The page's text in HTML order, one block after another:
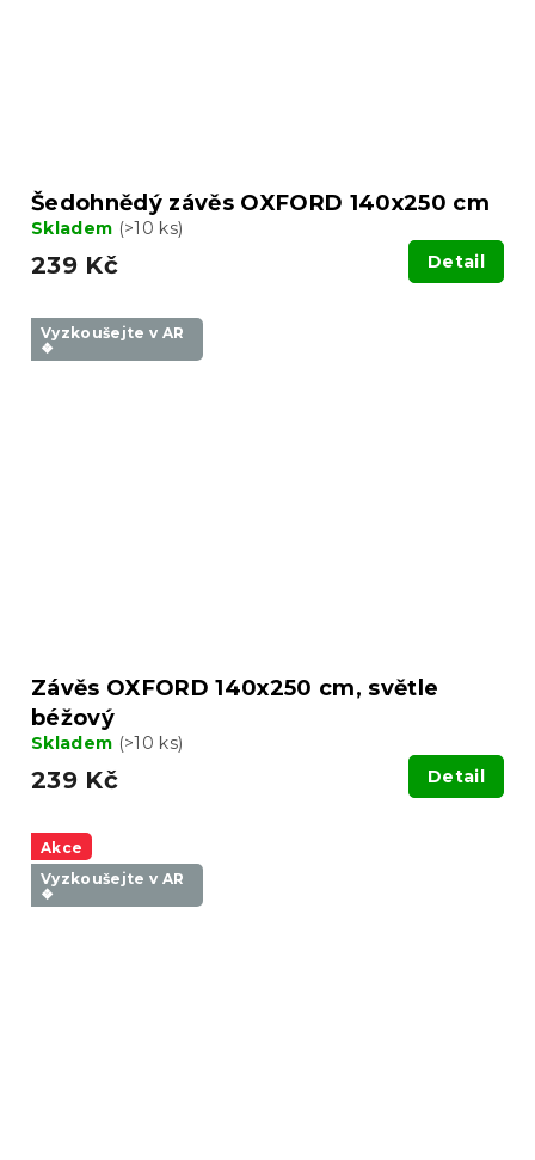
Šedohnědý závěs OXFORD 140x250 cm
Skladem (>10 ks)
239 Kč Detail
Vyzkoušejte v AR
❖
Závěs OXFORD 140x250 cm, světle
béžový
Skladem (>10 ks)
239 Kč Detail
Akce
Vyzkoušejte v AR
❖